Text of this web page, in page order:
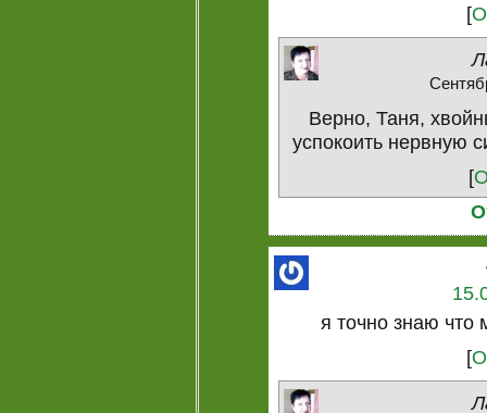
[
Верно, Таня,
успокоить нервную
[
я точно знаю что
[